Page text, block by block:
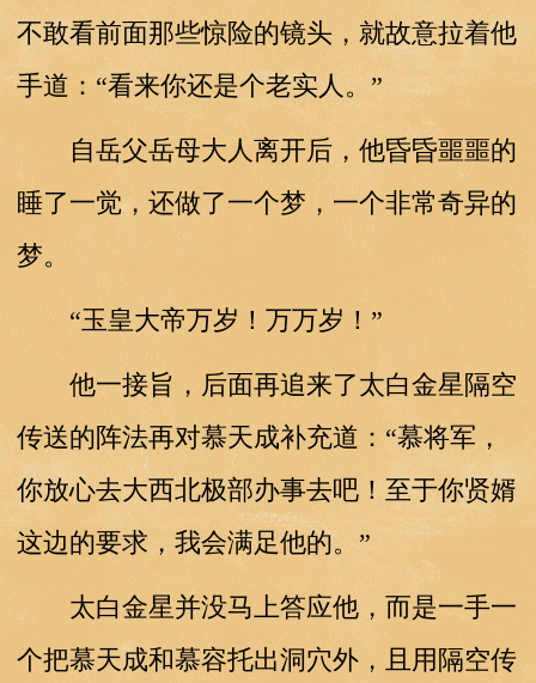
不敢看前面那些惊险的镜头，就故意拉着他
手道：“看来你还是个老实人。”
自岳父岳母大人离开后，他昏昏噩噩的
睡了一觉，还做了一个梦，一个非常奇异的
梦。
“玉皇大帝万岁！万万岁！”
他一接旨，后面再追来了太白金星隔空
传送的阵法再对慕天成补充道：“慕将军，
你放心去大西北极部办事去吧！至于你贤婿
这边的要求，我会满足他的。”
太白金星并没马上答应他，而是一手一
个把慕天成和慕容托出洞穴外，且用隔空传